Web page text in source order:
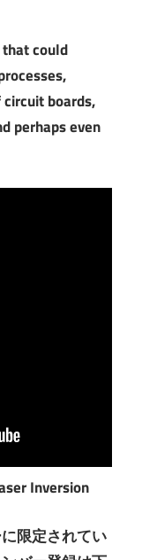
could
boards,
perhaps even
Inversion
限定されてい